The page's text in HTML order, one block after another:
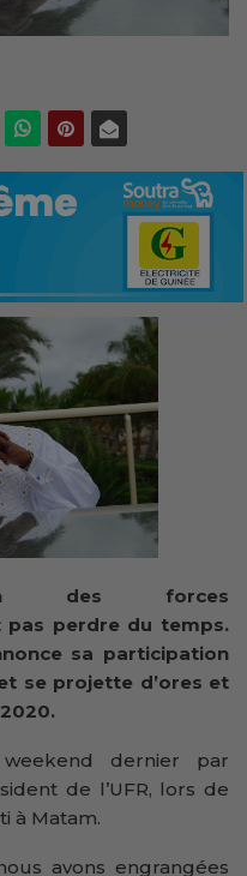
des forces
pas perdre du temps.
sa participation
se projette d’ores et
dernier par
de l’UFR, lors de
à Matam.
avons engrangées